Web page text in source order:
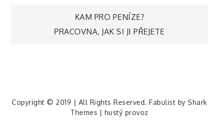
NavigaceKAM PRO PENÍZE?
PRACOVNA, JAK SI JI PŘEJETE
Copyright © 2019 | All Rights Reserved. Fabulist by Shark
Themes | hustý provoz